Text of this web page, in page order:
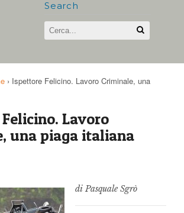
Search
› Ispettore Felicino. Lavoro Criminale, una
Lavoro
una piaga italiana
di Pasquale Sgrò